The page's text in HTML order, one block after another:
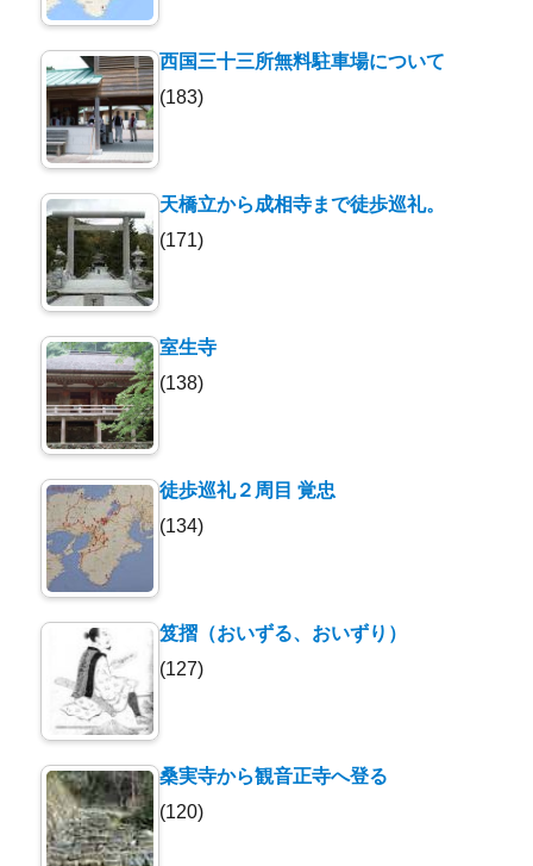
西国三十三所無料駐車場について
(183)
天橋立から成相寺まで徒歩巡礼。
(171)
室生寺
(138)
徒歩巡礼２周目 覚忠
(134)
笈摺（おいずる、おいずり）
(127)
桑実寺から観音正寺へ登る
(120)